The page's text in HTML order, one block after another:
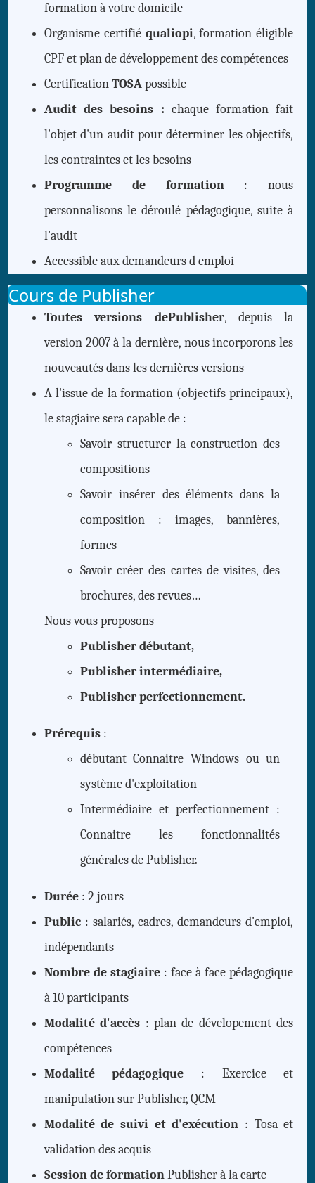
formation à votre domicile
Organisme certifié qualiopi, formation éligible
CPF et plan de développement des compétences
CertificationTOSApossible
Audit des besoins : chaque formation fait
l'objet d'un audit pour déterminer les objectifs,
les contraintes et les besoins
Programme de formation: nous
personnalisons le déroulé pédagogique, suite à
l'audit
Accessible aux demandeurs d emploi
Cours de Publisher
Toutes versions dePublisher, depuis la
version 2007 à la dernière, nous incorporons les
nouveautés dans les dernières versions
A l'issue de la formation (objectifs principaux),
le stagiaire sera capable de :
Savoir structurer la construction des
compositions
Savoir insérer des éléments dans la
composition : images, bannières,
formes
Savoir créer des cartes de visites, des
brochures, des revues…
Nous vous proposons
Publisher débutant,
Publisher intermédiaire,
Publisher perfectionnement.
Prérequis:
débutant Connaitre Windows ou un
système d'exploitation
Intermédiaire et perfectionnement :
Connaitre les fonctionnalités
générales de Publisher.
Durée: 2 jours
Public: salariés, cadres, demandeurs d'emploi,
indépendants
Nombre de stagiaire: face à face pédagogique
à 10 participants
Modalité d'accès : plan de dévelopement des
compétences
Modalité pédagogique : Exercice et
manipulation sur Publisher, QCM
Modalité de suivi et d'exécution : Tosa et
validation des acquis
Session de formationPublisher à la carte